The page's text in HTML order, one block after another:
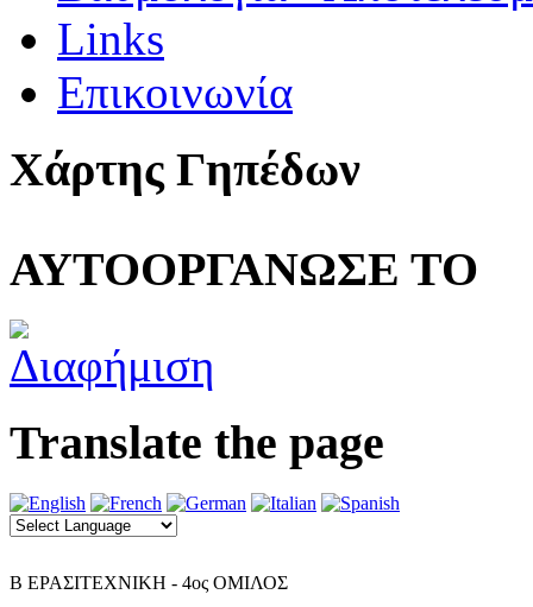
Links
Επικοινωνία
Χάρτης Γηπέδων
ΑΥΤΟΟΡΓΑΝΩΣΕ ΤΟ
Translate the page
Β ΕΡΑΣΙΤΕΧΝΙΚΗ - 4ος ΟΜΙΛΟΣ